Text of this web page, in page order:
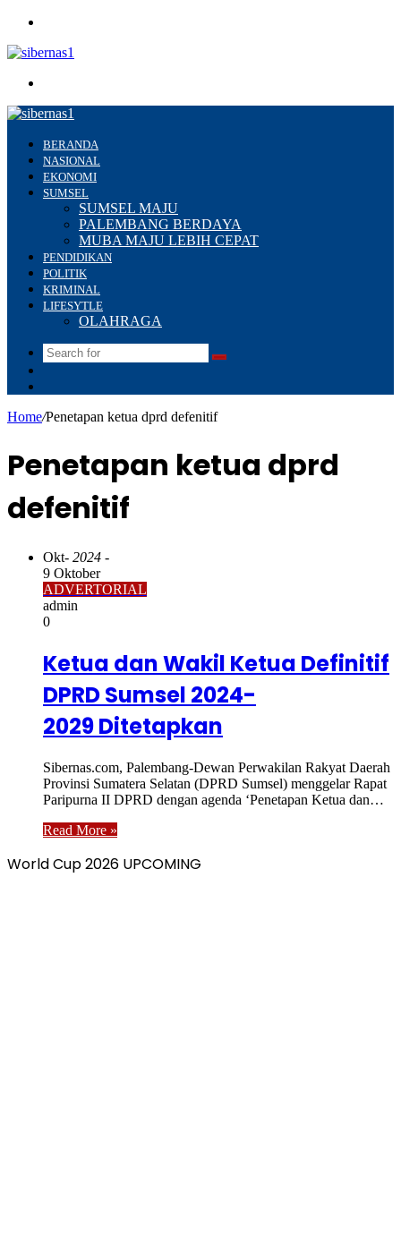
BERANDA
NASIONAL
EKONOMI
SUMSEL
SUMSEL MAJU
PALEMBANG BERDAYA
MUBA MAJU LEBIH CEPAT
PENDIDIKAN
POLITIK
KRIMINAL
LIFESYTLE
OLAHRAGA
Search
Home/Penetapan ketua dprd defenitif
Penetapan ketua dprd
defenitif
Okt- 2024 -
9 Oktober
ADVERTORIAL
admin
0
Ketua dan Wakil Ketua Definitif
DPRD Sumsel 2024-
2029 Ditetapkan
Sibernas.com, Palembang-Dewan Perwakilan Rakyat Daerah
Provinsi Sumatera Selatan (DPRD Sumsel) menggelar Rapat
Paripurna II DPRD dengan agenda ‘Penetapan Ketua dan…
Read More »
World Cup 2026 UPCOMING